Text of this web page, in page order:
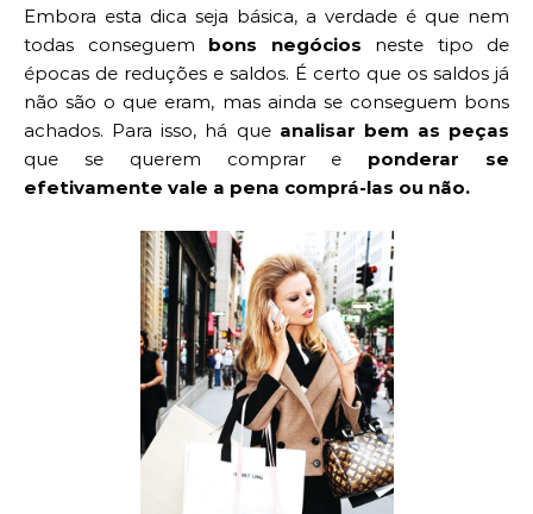
Embora esta dica seja básica, a verdade é que nem
todas conseguem bons negócios neste tipo de
épocas de reduções e saldos. É certo que os saldos já
não são o que eram, mas ainda se conseguem bons
achados. Para isso, há que analisar bem as peças
que se querem comprar e ponderar se
efetivamente vale a pena comprá-las ou não.